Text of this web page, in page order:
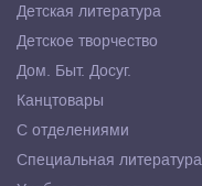
Детская литература
Детское творчество
Дом. Быт. Досуг.
Канцтовары
С отделениями
Специальная литература